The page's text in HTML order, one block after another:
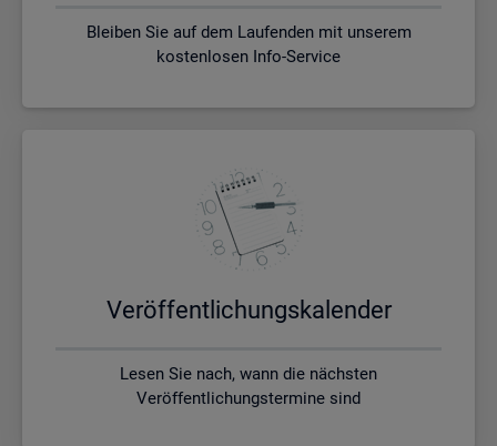
Bleiben Sie auf dem Laufenden mit unserem
kostenlosen Info-Service
Ver­öf­fent­li­chungs­ka­len­der
Lesen Sie nach, wann die nächsten
Veröffentlichungstermine sind